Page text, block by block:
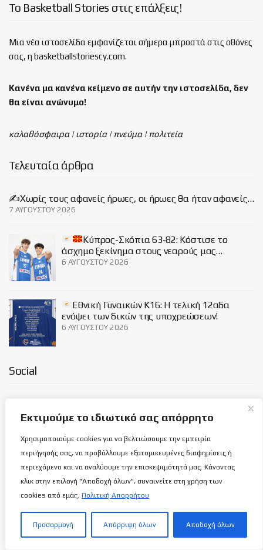
Εκτιμούμε το ιδιωτικό σας απόρρητο
Χρησιμοποιούμε cookies για να βελτιώσουμε την εμπειρία
περιήγησής σας, να προβάλλουμε εξατομικευμένες διαφημίσεις ή
περιεχόμενο και να αναλύουμε την επισκεψιμότητά μας. Κάνοντας
κλικ στην επιλογή "Αποδοχή όλων", συναινείτε στη χρήση των
cookies από εμάς. Πολιτική Απορρήτου
Προσαρμογή Απόρριψη όλων Αποδοχή όλων
Το Basketball Stories στις επάλξεις!
Μια νέα ιστοσελίδα εμφανίζεται σήμερα μπροστά στις οθόνες
σας, η basketballstoriescy.com.
Κανένα μα κανένα κείμενο σε αυτήν την ιστοσελίδα, δεν
θα είναι ανώνυμο!
καλαθόσφαιρα | ιστορία | πνεύμα | πολιτεία
Τελευταία άρθρα
✍️Χωρίς τους αφανείς ήρωες, οι ήρωες θα ήταν αφανείς…
7 ΑΥΓΟΎΣΤΟΥ 2026
Κύπρος-Σκόπια 63-82: Κόστισε το
άσχημο ξεκίνημα στους νεαρούς μας…
6 ΑΥΓΟΎΣΤΟΥ 2026
Εθνική Γυναικών Κ16: Η τελική 12αδα
ενόψει των δικών της υποχρεώσεων!
6 ΑΥΓΟΎΣΤΟΥ 2026
Social
Σχετικά με εμάς
ΌΡΟΙ ΧΡΉΣΗΣ
ΠΟΛΙΤΙΚΉ ΑΠΟΡΡΉΤΟΥ
ΕΠΙΚΟΙΝΩΝΊΑ